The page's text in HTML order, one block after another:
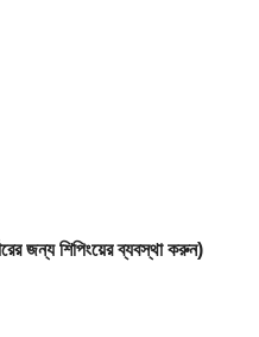
জন্য শিপিংয়ের ব্যবস্থা করুন)